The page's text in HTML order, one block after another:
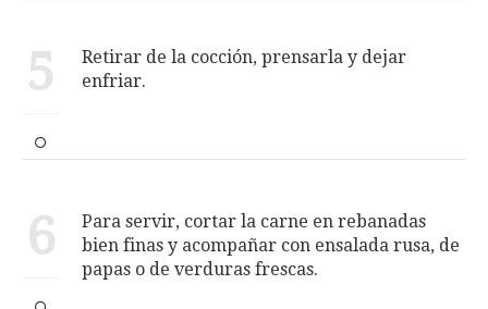
5
Retirar de la cocción, prensarla y dejar
enfriar.
6
Para servir, cortar la carne en rebanadas
bien finas y acompañar con ensalada rusa, de
papas o de verduras frescas.